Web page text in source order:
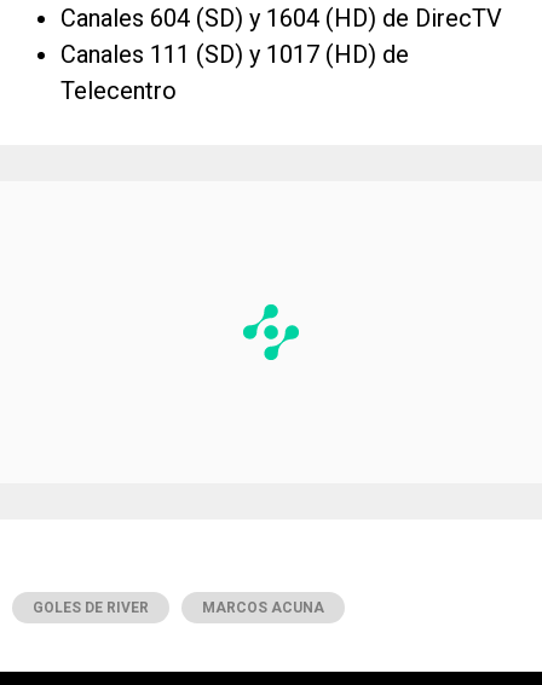
Canales 604 (SD) y 1604 (HD) de DirecTV
Canales 111 (SD) y 1017 (HD) de
Telecentro
GOLES DE RIVER MARCOS ACUNA